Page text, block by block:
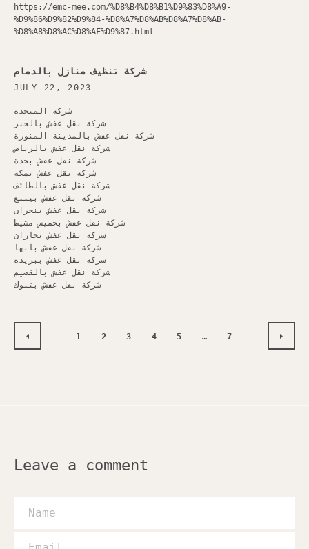
https://emc-mee.com/%D8%B4%D8%B1%D9%83%D8%A9-
%D9%86%D9%82%D9%84-%D8%A7%D8%AB%D8%A7%D8%AB-
%D8%A8%D8%AC%D8%AF%D9%87.html
شركة تنظيف منازل بالدمام
JULY 22, 2023
شركة المتحدة
شركة نقل عفش بالخبر
شركة نقل عفش بالمدينة المنورة
شركة نقل عفش بالرياض
شركة نقل عفش بجدة
شركة نقل عفش بمكة
شركة نقل عفش بالطائف
شركة نقل عفش بينبع
شركة نقل عفش بنجران
شركة نقل عفش بخميس مشيط
شركة نقل عفش بجازان
شركة نقل عفش بابها
شركة نقل عفش ببريدة
شركة نقل عفش بالقصيم
شركة نقل عفش بتبوك
1 2 3 4 5 …
7
Leave a comment